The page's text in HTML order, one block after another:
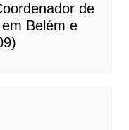
de
Belém e